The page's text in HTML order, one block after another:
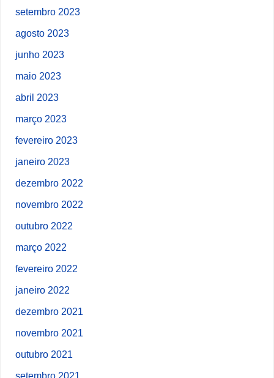
setembro 2023
agosto 2023
junho 2023
maio 2023
abril 2023
março 2023
fevereiro 2023
janeiro 2023
dezembro 2022
novembro 2022
outubro 2022
março 2022
fevereiro 2022
janeiro 2022
dezembro 2021
novembro 2021
outubro 2021
setembro 2021